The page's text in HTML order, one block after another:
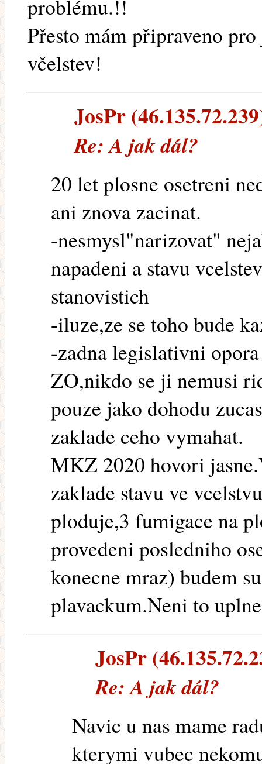
problému.!!
Přesto mám připraveno
včelstev!
JosPr
Re: A jak dál?
20 let plosne osetreni
ani znova zacinat.
-nesmysl"narizovat"
napadeni a stavu
stanovistich
-iluze,ze se toho bude
-zadna legislativni
ZO,nikdo se ji nemusi
pouze jako dohodu
zaklade ceho vymahat.
MKZ 2020 hovori
zaklade stavu ve
ploduje,3 fumigace na
provedeni posledniho
konecne mraz) budem
plavackum.Neni to
JosPr
Re: A jak dál?
Navic u nas mame
kterymi vubec